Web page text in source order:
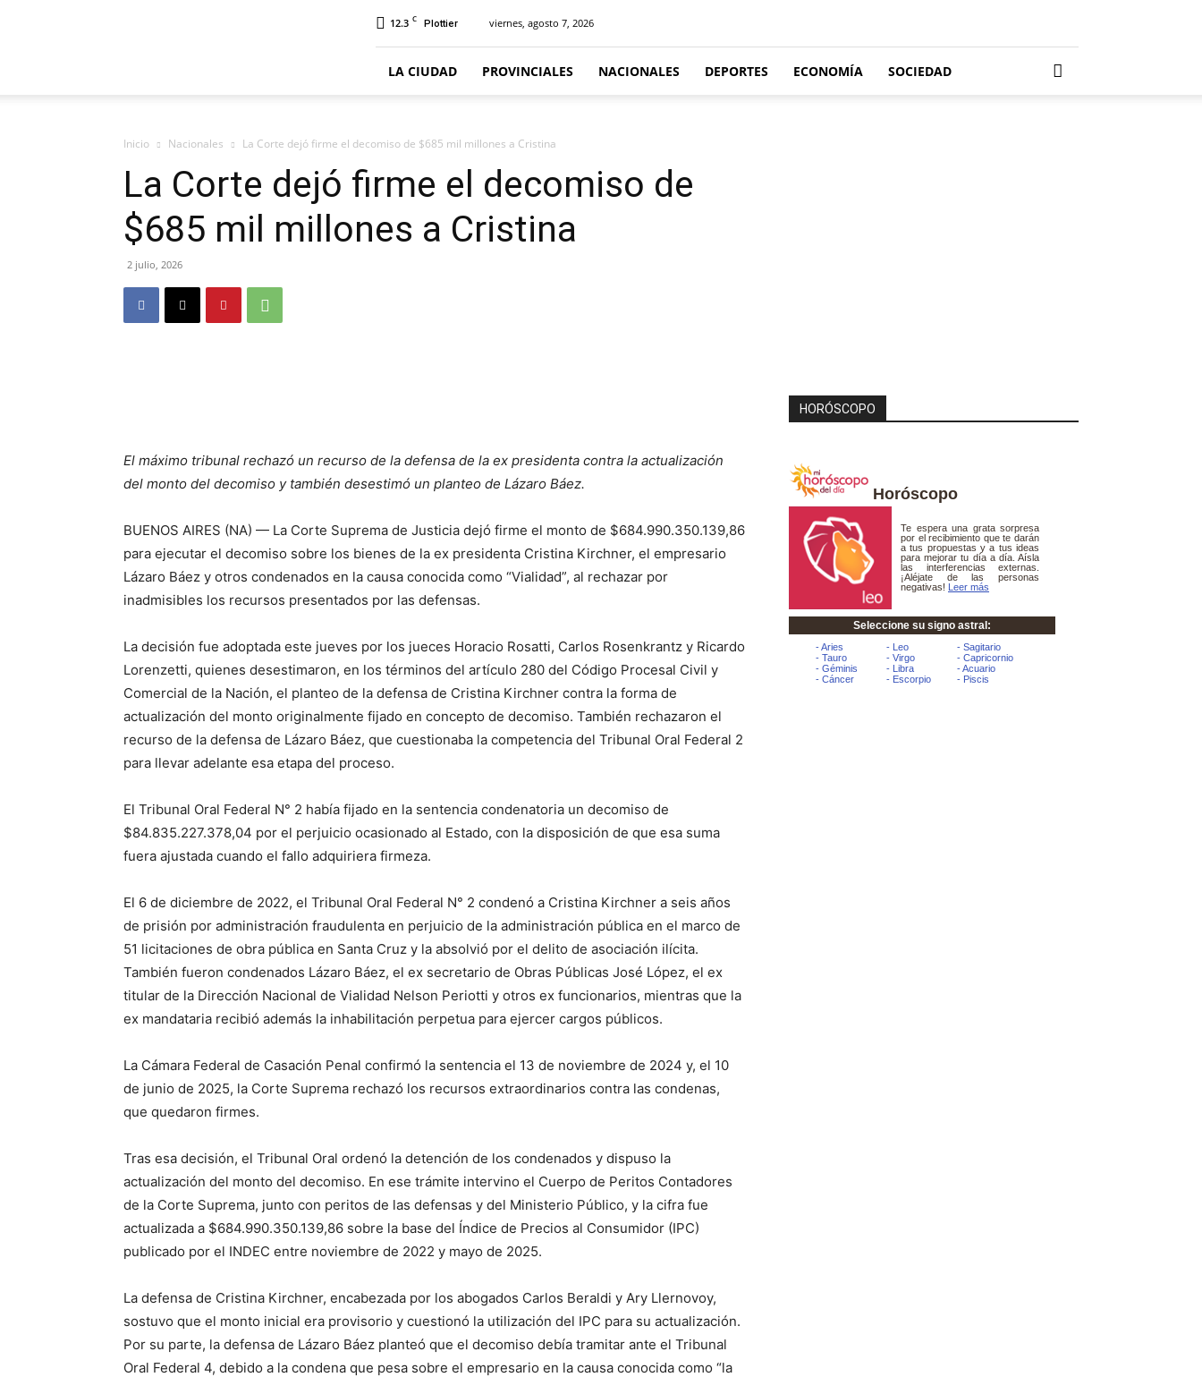
12.3 C Plottier viernes, agosto 7, 2026
LA CIUDAD PROVINCIALES NACIONALES DEPORTES ECONOMÍA SOCIEDAD
Inicio Nacionales La Corte dejó firme el decomiso de $685 mil millones a Cristina
La Corte dejó firme el decomiso de
$685 mil millones a Cristina
2 julio, 2026
El máximo tribunal rechazó un recurso de la defensa de la ex presidenta contra la actualización
del monto del decomiso y también desestimó un planteo de Lázaro Báez.
BUENOS AIRES (NA) — La Corte Suprema de Justicia dejó firme el monto de $684.990.350.139,86
para ejecutar el decomiso sobre los bienes de la ex presidenta Cristina Kirchner, el empresario
Lázaro Báez y otros condenados en la causa conocida como “Vialidad”, al rechazar por
inadmisibles los recursos presentados por las defensas.
La decisión fue adoptada este jueves por los jueces Horacio Rosatti, Carlos Rosenkrantz y Ricardo
Lorenzetti, quienes desestimaron, en los términos del artículo 280 del Código Procesal Civil y
Comercial de la Nación, el planteo de la defensa de Cristina Kirchner contra la forma de
actualización del monto originalmente fijado en concepto de decomiso. También rechazaron el
recurso de la defensa de Lázaro Báez, que cuestionaba la competencia del Tribunal Oral Federal 2
para llevar adelante esa etapa del proceso.
El Tribunal Oral Federal N° 2 había fijado en la sentencia condenatoria un decomiso de
$84.835.227.378,04 por el perjuicio ocasionado al Estado, con la disposición de que esa suma
fuera ajustada cuando el fallo adquiriera firmeza.
El 6 de diciembre de 2022, el Tribunal Oral Federal N° 2 condenó a Cristina Kirchner a seis años
de prisión por administración fraudulenta en perjuicio de la administración pública en el marco de
51 licitaciones de obra pública en Santa Cruz y la absolvió por el delito de asociación ilícita.
También fueron condenados Lázaro Báez, el ex secretario de Obras Públicas José López, el ex
titular de la Dirección Nacional de Vialidad Nelson Periotti y otros ex funcionarios, mientras que la
ex mandataria recibió además la inhabilitación perpetua para ejercer cargos públicos.
La Cámara Federal de Casación Penal confirmó la sentencia el 13 de noviembre de 2024 y, el 10
de junio de 2025, la Corte Suprema rechazó los recursos extraordinarios contra las condenas,
que quedaron firmes.
Tras esa decisión, el Tribunal Oral ordenó la detención de los condenados y dispuso la
actualización del monto del decomiso. En ese trámite intervino el Cuerpo de Peritos Contadores
de la Corte Suprema, junto con peritos de las defensas y del Ministerio Público, y la cifra fue
actualizada a $684.990.350.139,86 sobre la base del Índice de Precios al Consumidor (IPC)
publicado por el INDEC entre noviembre de 2022 y mayo de 2025.
La defensa de Cristina Kirchner, encabezada por los abogados Carlos Beraldi y Ary Llernovoy,
sostuvo que el monto inicial era provisorio y cuestionó la utilización del IPC para su actualización.
Por su parte, la defensa de Lázaro Báez planteó que el decomiso debía tramitar ante el Tribunal
Oral Federal 4, debido a la condena que pesa sobre el empresario en la causa conocida como “la
HORÓSCOPO
Horóscopo